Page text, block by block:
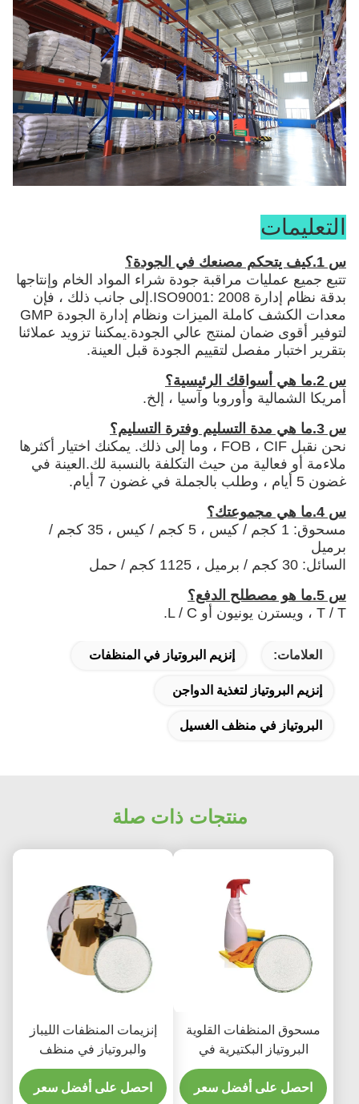
التعليمات
س 1.كيف يتحكم مصنعك في الجودة؟
تتبع جميع عمليات مراقبة جودة شراء المواد الخام وإنتاجها
بدقة نظام إدارة ISO9001: 2008.إلى جانب ذلك ، فإن
معدات الكشف كاملة الميزات ونظام إدارة الجودة GMP
لتوفير أقوى ضمان لمنتج عالي الجودة.يمكننا تزويد عملائنا
بتقرير اختبار مفصل لتقييم الجودة قبل العينة.
س 2.ما هي أسواقك الرئيسية؟
أمريكا الشمالية وأوروبا وآسيا ، إلخ.
س 3.ما هي مدة التسليم وفترة التسليم؟
نحن نقبل FOB ، CIF ، وما إلى ذلك. يمكنك اختيار أكثرها
ملاءمة أو فعالية من حيث التكلفة بالنسبة لك.العينة في
غضون 5 أيام ، وطلب بالجملة في غضون 7 أيام.
س 4.ما هي مجموعتك؟
مسحوق: 1 كجم / كيس ، 5 كجم / كيس ، 35 كجم /
برميل
السائل: 30 كجم / برميل ، 1125 كجم / حمل
س 5.ما هو مصطلح الدفع؟
T / T ، ويسترن يونيون أو L / C.
العلامات: إنزيم البروتياز في المنظفات
إنزيم البروتياز لتغذية الدواجن
البروتياز في منظف الغسيل
منتجات ذات صلة
مسحوق المنظفات القلوية
البروتياز البكتيرية في
المنظفات عالية النقاء كاس
9014 01 1
احصل على أفضل سعر
إنزيمات المنظفات الليباز
والبروتياز في منظف
الغسيل 1200000u G إلى
1500000u G
احصل على أفضل سعر